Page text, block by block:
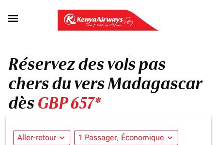

Réservez des vols pas
chers du vers Madagascar
dèsGBP 657*
Aller-retour expand_more 1 Passager, Économique expand_more